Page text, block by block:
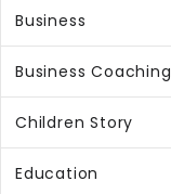
Business
Business Coaching
Children Story
Education